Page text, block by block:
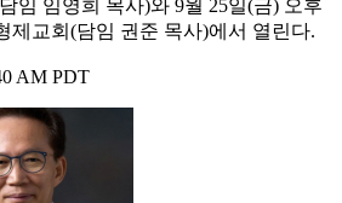
임 임영희 목사)와 9월 25일(금) 오후
제교회(담임 권준 목사)에서 열린다.
AM PDT